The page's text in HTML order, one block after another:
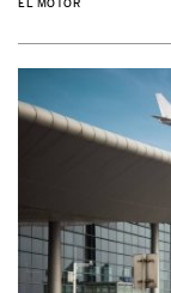
EL MOTOR